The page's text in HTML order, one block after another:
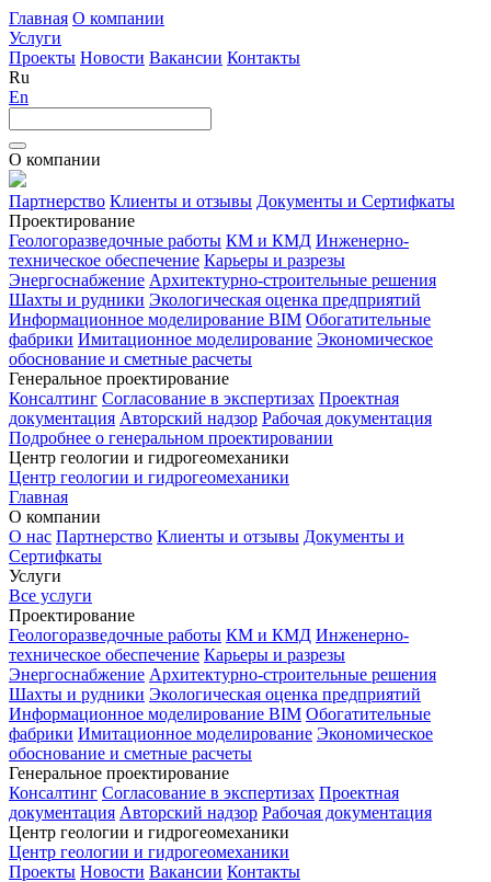
Главная О компании
Услуги
Проекты Новости Вакансии Контакты
Ru
En
О компании
Партнерство Клиенты и отзывы Документы и Сертифкаты
Проектирование
Геологоразведочные работы КМ и КМД Инженерно-
техническое обеспечение Карьеры и разрезы
Энергоснабжение Архитектурно-строительные решения
Шахты и рудники Экологическая оценка предприятий
Информационное моделирование BIM Обогатительные
фабрики Имитационное моделирование Экономическое
обоснование и сметные расчеты
Генеральное проектирование
Консалтинг Согласование в экспертизах Проектная
документация Авторский надзор Рабочая документация
Подробнее о генеральном проектировании
Центр геологии и гидрогеомеханики
Центр геологии и гидрогеомеханики
Главная
О компании
О нас Партнерство Клиенты и отзывы Документы и
Сертифкаты
Услуги
Все услуги
Проектирование
Геологоразведочные работы КМ и КМД Инженерно-
техническое обеспечение Карьеры и разрезы
Энергоснабжение Архитектурно-строительные решения
Шахты и рудники Экологическая оценка предприятий
Информационное моделирование BIM Обогатительные
фабрики Имитационное моделирование Экономическое
обоснование и сметные расчеты
Генеральное проектирование
Консалтинг Согласование в экспертизах Проектная
документация Авторский надзор Рабочая документация
Центр геологии и гидрогеомеханики
Центр геологии и гидрогеомеханики
Проекты Новости Вакансии Контакты